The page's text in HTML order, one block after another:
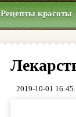
Рецепты красоты
2019-10-01